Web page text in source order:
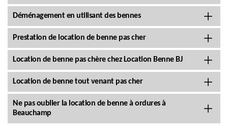
Déménagement en utilisant des bennes
Prestation de location de benne pas cher
Location de benne pas chère chez Location Benne BJ
Location de benne tout venant pas cher
Ne pas oublier la location de benne à ordures à
Beauchamp